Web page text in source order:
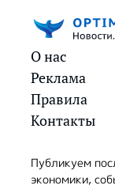
О нас
Реклама
Правила
Контакты
Публикуем
экономики,